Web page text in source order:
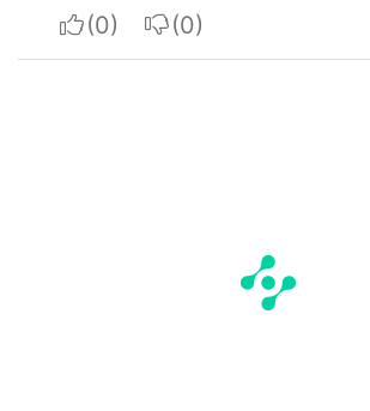
I apreciateI do not appreciate